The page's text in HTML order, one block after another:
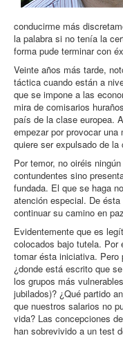
conducirme más
la palabra si no tenía la
forma pude terminar con
Veinte años más tarde,
táctica cuando están a
que se impone a las
mira de comisarios
país de la clase europea.
empezar por provocar
quiere ser expulsado de la
Por temor, no oiréis
contundentes sino
fundada. El que se haga
atención especial. De
continuar su camino en
Evidentemente que es
colocados bajo tutela. Por
tomar ésta iniciativa. Pero
¿donde está escrito que
los grupos más
jubilados)? ¿Qué partido
que nuestros salarios no
vida? Las concepciones
han sobrevivido a un test